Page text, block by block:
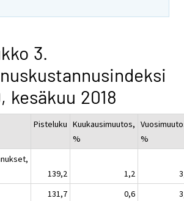
3.
kesäkuu 2018
Pisteluku Kuukausimuutos,
%
%
139,2 1,2
131,7 0,6